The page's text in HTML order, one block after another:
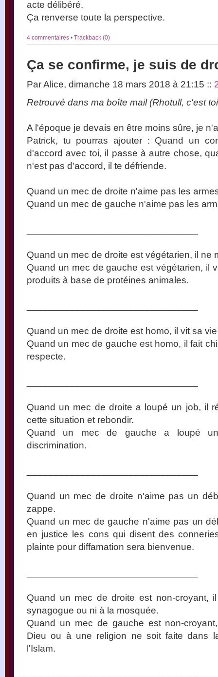
acte délibéré.
Ça renverse toute la perspective.
4 commentaires • Trackback (0)
Ça se confirme, je suis de
Par Alice, dimanche 18 mars 2018 à 21:15 ::
Retrouvé dans ma boîte mail (Rhotull, c'est
A l'époque je devais en être moins sûre, je
Patrick, tu pourras ajouter : Quand un
d'accord avec toi, il passe à autre chose,
n'est pas d'accord, il te défriende.
Quand un mec de droite n'aime pas les
Quand un mec de gauche n'aime pas les
Quand un mec de droite est végétarien, il ne
Quand un mec de gauche est végétarien, il
produits à base de protéines animales.
Quand un mec de droite est homo, il vit sa
Quand un mec de gauche est homo, il fait
respecte.
Quand un mec de droite a loupé un job, il
cette situation et rebondir.
Quand un mec de gauche a loupé
discrimination.
Quand un mec de droite n'aime pas un
zappe.
Quand un mec de gauche n'aime pas un
en justice les cons qui disent des
plainte pour diffamation sera bienvenue.
Quand un mec de droite est non-
synagogue ou ni à la mosquée.
Quand un mec de gauche est non-
Dieu ou à une religion ne soit faite dans
l'Islam.